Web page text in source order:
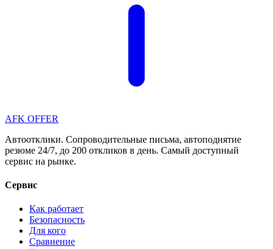
AFK OFFER
Автоотклики. Сопроводительные письма, автоподнятие
резюме 24/7, до 200 откликов в день. Самый доступный
сервис на рынке.
Сервис
Как работает
Безопасность
Для кого
Сравнение